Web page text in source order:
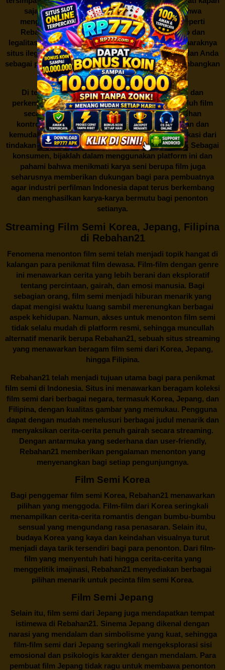
saja dan di mana saja. Namun, perlu diingat bahwa
mengunduh film secara gratis dari situs-situs seperti
Rebahan21 juga berarti berurusan dengan risiko dan
legalitas. Seperti yang telah dibahas sebelumnya, maraknya
situs ilegal semacam ini menimbulkan kontroversi, dan Anda
sebagai pengguna juga perlu bijak dalam mempertimbangkan
akibat dari tindakan tersebut.
Di tengah dinamika persaingan industri hiburan dan
perkembangan teknologi, menonton dan mengunduh film
secara gratis diRebahan21menjadi sebuah pilihan
kontroversial. Meskipun menawarkan kenyamanan dan
kemudahan akses, kita juga harus memahami implikasi dari
tindakan ini terhadap para pelaku industri perfilman. Sebagai
konsumen, bijaklah dalam menggunakan platform ini dan
pahami bahwa menikmati karya seni berupa film juga
seharusnya memberikan dukungan bagi para pembuatnya
agar industri perfilman Indonesia dapat terus berkembang
dan menghasilkan karya-karya bermutu bagi penonton
setianya.
Streaming Film Semi Korea, Jepang, Filipina
di Rebahan21
Fenomena menonton film semi telah menjadi topik hangat di
kalangan para penikmat film dewasa. Film-film dengan genre
ini menawarkan cerita yang lebih berani dan eksploratif
tentang percintaan, gairah, dan emosi manusia. Bagi
sebagian orang, film semi menjadi hiburan menarik yang
dapat mengisi waktu luang sambil merenungkan berbagai
aspek kehidupan. Namun, akses untuk menonton film semi
tidak selalu mudah di platform resmi, sehingga muncullah
alternatif menarik berupa Rebahan21, sebuah situs streaming
yang menawarkan beragam film semi dari Korea, Jepang,
hingga Filipina.
Rebahan21telah menjadi tujuan utama bagi para penikmat
film semi di Indonesia. Situs ini menawarkan beragam koleksi
film semi dari berbagai negara, termasuk Korea, Jepang, dan
Filipina, dengan kualitas gambar yang memukau. Pengguna
dapat dengan mudah menelusuri berbagai judul menarik dan
menyaksikan cerita-cerita penuh gairah secara streaming.
Dengan antarmuka yang sederhana dan user-friendly,
Rebahan21 memberikan pengalaman menonton yang
menyenangkan bagi setiap pengunjungnya.
Film Semi Korea
Bagi penggemar film semi Korea, Rebahan21menawarkan
pilihan yang menggoda. Film-film dari Korea seringkali
menampilkan cerita-cerita romantis dengan bumbu-bumbu
sensual yang mengundang rasa penasaran. Selain itu,
budaya Korea yang kaya dan keindahan visualnya turut
menjadi daya tarik tersendiri bagi para penonton. Dari film-
film yang menyentuh hati hingga cerita-cerita yang
menggelitik imajinasi, Rebahan21 menyediakan berbagai
pilihan menarik untuk pecinta film semi Korea.
Film Semi Jepang
Selain itu, film semi dari Jepang juga mendapatkan tempat
istimewa di Rebahan21. Sinema Jepang dikenal dengan
narasi yang mendalam dan simbolisme yang kuat, sehingga
film-film semi dari Jepang seringkali mengeksplorasi sisi
emosional dan psikologis karakter dengan mendalam. Para
pembuat film Jepang tidak ragu untuk membawa penonton